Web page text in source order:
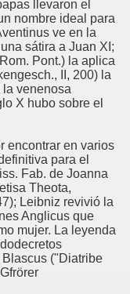
llevaron el
nombre ideal para
ve en la
sátira a Juan XI;
Pont.) la aplica
II, 200) la
venenosa
X hubo sobre el
encontrar en varios
para el
Fab. de Joanna
Theota,
Leibniz revivió la
Anglicus que
mujer. La leyenda
Blascus ("Diatribe